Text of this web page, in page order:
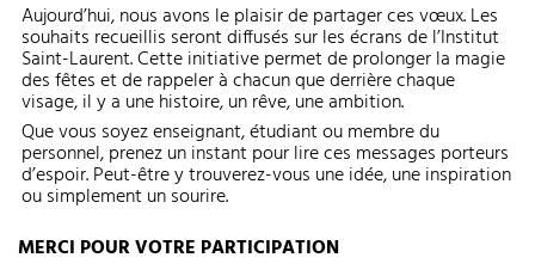
Aujourd’hui, nous avons le plaisir de partager ces vœux. Les
souhaits recueillis seront diffusés sur les écrans de l’Institut
Saint-Laurent. Cette initiative permet de prolonger la magie
des fêtes et de rappeler à chacun que derrière chaque
visage, il y a une histoire, un rêve, une ambition.
Que vous soyez enseignant, étudiant ou membre du
personnel, prenez un instant pour lire ces messages porteurs
d’espoir. Peut-être y trouverez-vous une idée, une inspiration
ou simplement un sourire.
MERCI POUR VOTRE PARTICIPATION